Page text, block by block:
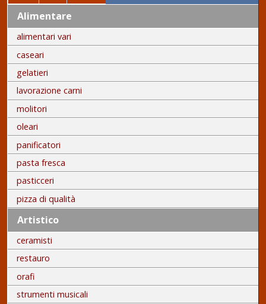
Alimentare
alimentari vari
caseari
gelatieri
lavorazione carni
molitori
oleari
panificatori
pasta fresca
pasticceri
pizza di qualità
Artistico
ceramisti
restauro
orafi
strumenti musicali